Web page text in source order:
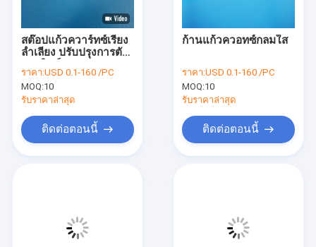
สต๊อปแก้วควาร์ทซ์เรียง
ลําเลียง ปรับปรุงการตัด
ราคา:USD 0.1-160 /PC
MOQ:10
รับราคาล่าสุด
ติดต่อตอนนี้
ก้านแก้วควอทซ์กลมใส
ราคา:USD 0.1-160 /PC
MOQ:10
รับราคาล่าสุด
ติดต่อตอนนี้